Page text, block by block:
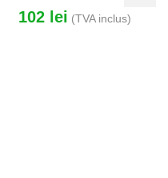
ARTICULATII SI CARTILAJE
CAINI RASE MARI
102 lei (TVA inclus)